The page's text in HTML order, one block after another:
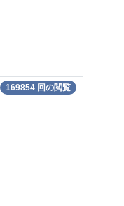
169854 回の閲覧